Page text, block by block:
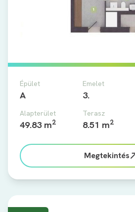
Épület
A
Emelet
3.
Alapterület
49.83 m2
Terasz
8.51 m2
Megtekintés